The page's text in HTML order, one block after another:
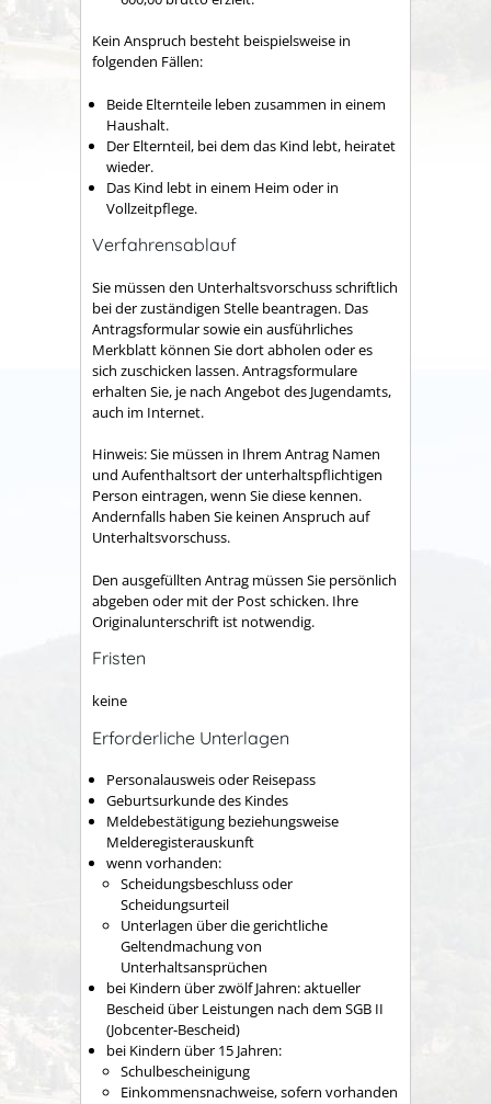
Kein Anspruch besteht beispielsweise in
folgenden Fällen:
Beide Elternteile leben zusammen in einem
Haushalt.
Der Elternteil, bei dem das Kind lebt, heiratet
wieder.
Das Kind lebt in einem Heim oder in
Vollzeitpflege.
Verfahrensablauf
Sie müssen den Unterhaltsvorschuss schriftlich
bei der zuständigen Stelle beantragen. Das
Antragsformular sowie ein ausführliches
Merkblatt können Sie dort abholen oder es
sich zuschicken lassen. Antragsformulare
erhalten Sie, je nach Angebot des Jugendamts,
auch im Internet.
Hinweis:Sie müssen in Ihrem Antrag Namen
und Aufenthaltsort der unterhaltspflichtigen
Person eintragen, wenn Sie diese kennen.
Andernfalls haben Sie keinen Anspruch auf
Unterhaltsvorschuss.
Den ausgefüllten Antrag müssen Sie persönlich
abgeben oder mit der Post schicken. Ihre
Originalunterschrift ist notwendig.
Fristen
keine
Erforderliche Unterlagen
Personalausweis oder Reisepass
Geburtsurkunde des Kindes
Meldebestätigung beziehungsweise
Melderegisterauskunft
wenn vorhanden:
Scheidungsbeschluss oder
Scheidungsurteil
Unterlagen über die gerichtliche
Geltendmachung von
Unterhaltsansprüchen
bei Kindern über zwölf Jahren: aktueller
Bescheid über Leistungen nach dem SGB II
(Jobcenter-Bescheid)
bei Kindern über 15 Jahren:
Schulbescheinigung
Einkommensnachweise, sofern vorhanden